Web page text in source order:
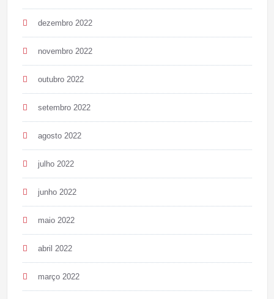
dezembro 2022
novembro 2022
outubro 2022
setembro 2022
agosto 2022
julho 2022
junho 2022
maio 2022
abril 2022
março 2022